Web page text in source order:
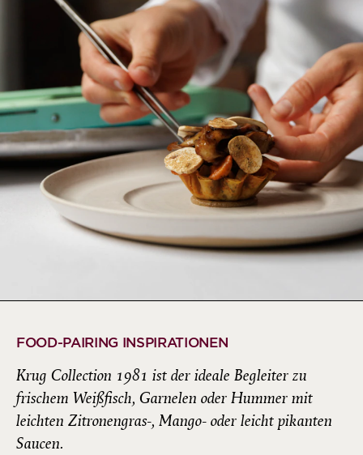
FOOD-PAIRING INSPIRATIONEN
Krug Collection 1981 ist der ideale Begleiter zu
frischem Weißfisch, Garnelen oder Hummer mit
leichten Zitronengras-, Mango- oder leicht pikanten
Saucen.